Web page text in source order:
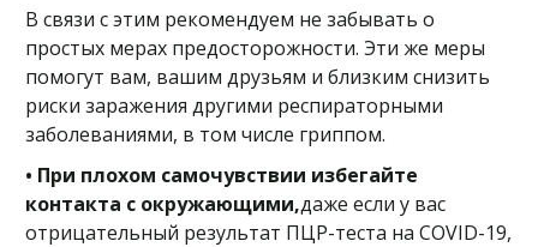
В связи с этим рекомендуем не забывать о
простых мерах предосторожности. Эти же меры
помогут вам, вашим друзьям и близким снизить
риски заражения другими респираторными
заболеваниями, в том числе гриппом.
• При плохом самочувствии избегайте
контакта с окружающими,даже если у вас
отрицательный результат ПЦР-теста на COVID-19,